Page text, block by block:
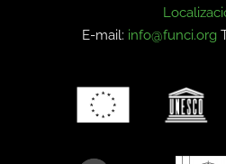
E-mail: info@funci.org